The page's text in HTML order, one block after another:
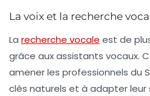
La voix et la recherche
La recherche vocale est de
grâce aux assistants vocaux.
amener les professionnels du
clés naturels et à adapter